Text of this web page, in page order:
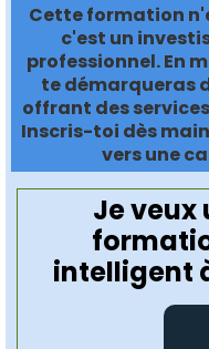
Cette formation
c'est un
professionnel. En
te démarqueras
offrant des
Inscris-toi dès
vers une
Je
intelligent